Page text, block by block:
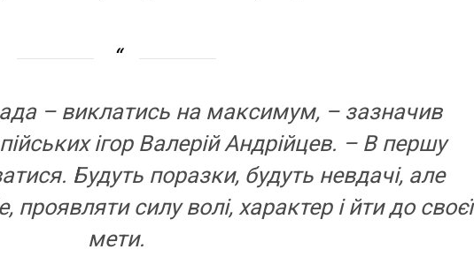
– виклатись на максимум, – зазначив
ігор Валерій Андрійцев. – В першу
Будуть поразки, будуть невдачі, але
проявляти силу волі, характер і йти до своєї
мети.